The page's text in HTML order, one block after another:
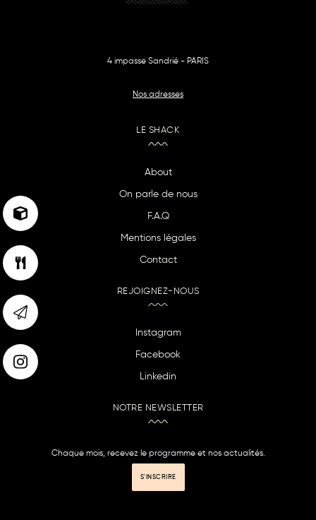
4 impasse Sandrié - PARIS
Nos adresses
LE SHACK
About
On parle de nous
F.A.Q
Mentions légales
Contact
REJOIGNEZ-NOUS
Instagram
Facebook
Linkedin
NOTRE NEWSLETTER
Chaque mois, recevez le programme et nos actualités.
S'INSCRIRE